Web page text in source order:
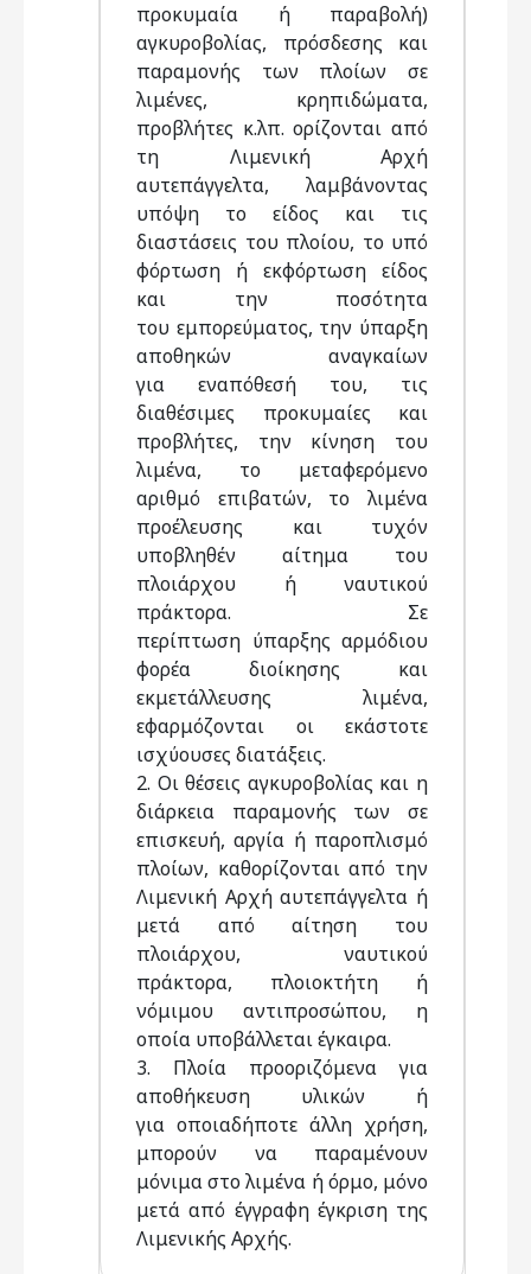
προκυμαία ή παραβολή)
αγκυροβολίας, πρόσδεσης και
παραμονής των πλοίων σε
λιμένες, κρηπιδώματα,
προβλήτες κ.λπ. ορίζονται από
τη Λιμενική Αρχή
αυτεπάγγελτα, λαμβάνοντας
υπόψη το είδος και τις
διαστάσεις του πλοίου, το υπό
φόρτωση ή εκφόρτωση είδος
και την ποσότητα
του εμπορεύματος, την ύπαρξη
αποθηκών αναγκαίων
για εναπόθεσή του, τις
διαθέσιμες προκυμαίες και
προβλήτες, την κίνηση του
λιμένα, το μεταφερόμενο
αριθμό επιβατών, το λιμένα
προέλευσης και τυχόν
υποβληθέν αίτημα του
πλοιάρχου ή ναυτικού
πράκτορα. Σε
περίπτωση ύπαρξης αρμόδιου
φορέα διοίκησης και
εκμετάλλευσης λιμένα,
εφαρμόζονται οι εκάστοτε
ισχύουσες διατάξεις.
2. Οι θέσεις αγκυροβολίας και η
διάρκεια παραμονής των σε
επισκευή, αργία ή παροπλισμό
πλοίων, καθορίζονται από την
Λιμενική Αρχή αυτεπάγγελτα ή
μετά από αίτηση του
πλοιάρχου, ναυτικού
πράκτορα, πλοιοκτήτη ή
νόμιμου αντιπροσώπου, η
οποία υποβάλλεται έγκαιρα.
3. Πλοία προοριζόμενα για
αποθήκευση υλικών ή
για οποιαδήποτε άλλη χρήση,
μπορούν να παραμένουν
μόνιμα στο λιμένα ή όρμο, μόνο
μετά από έγγραφη έγκριση της
Λιμενικής Αρχής.